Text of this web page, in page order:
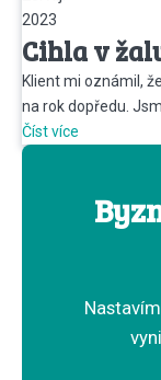
2023
Cihla v
Klient mi oznámil,
na rok dopředu.
Číst více